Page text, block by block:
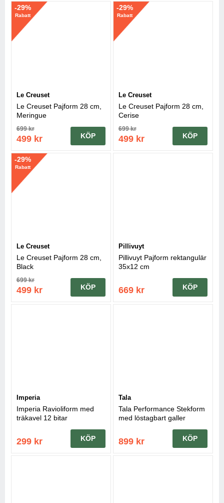
-29%
Rabatt
Le Creuset
Le Creuset Pajform 28 cm,
Meringue
699 kr
499 kr KÖP
-29%
Rabatt
Le Creuset
Le Creuset Pajform 28 cm,
Cerise
699 kr
499 kr KÖP
-29%
Rabatt
Le Creuset
Le Creuset Pajform 28 cm,
Black
699 kr
499 kr KÖP
Pillivuyt
Pillivuyt Pajform rektangulär
35x12 cm
669 kr KÖP
Imperia
Imperia Ravioliform med
träkavel 12 bitar
299 kr KÖP
Tala
Tala Performance Stekform
med löstagbart galler
899 kr KÖP